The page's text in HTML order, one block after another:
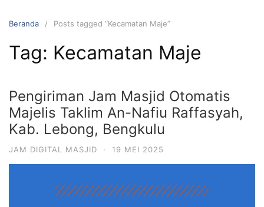
Beranda Posts tagged “Kecamatan Maje”
Tag: Kecamatan Maje
Pengiriman Jam Masjid Otomatis
Majelis Taklim An-Nafiu Raffasyah,
Kab. Lebong, Bengkulu
JAM DIGITAL MASJID · 19 MEI 2025